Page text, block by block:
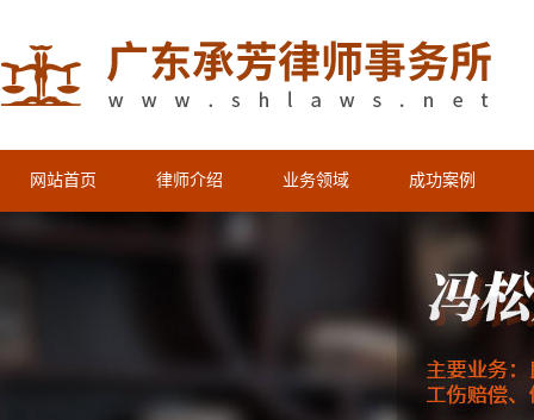
网站首页 律师介绍 业务领域 成功案例